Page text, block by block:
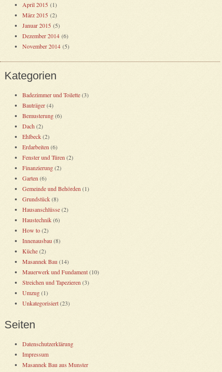
April 2015(1)
März 2015(2)
Januar 2015(5)
Dezember 2014(6)
November 2014(5)
Kategorien
Badezimmer und Toilette(3)
Bauträger(4)
Bemusterung(6)
Dach(2)
Ehlbeck(2)
Erdarbeiten(6)
Fenster und Türen(2)
Finanzierung(2)
Garten(6)
Gemeinde und Behörden(1)
Grundstück(8)
Hausanschlüsse(2)
Haustechnik(6)
How to(2)
Innenausbau(8)
Küche(2)
Masannek Bau(14)
Mauerwerk und Fundament(10)
Streichen und Tapezieren(3)
Umzug(1)
Unkategorisiert(23)
Seiten
Datenschutzerklärung
Impressum
Masannek Bau aus Munster